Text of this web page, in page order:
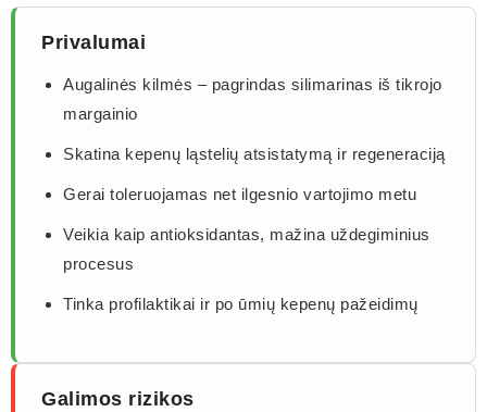
Privalumai
Augalinės kilmės – pagrindas silimarinas iš tikrojo
margainio
Skatina kepenų ląstelių atsistatymą ir regeneraciją
Gerai toleruojamas net ilgesnio vartojimo metu
Veikia kaip antioksidantas, mažina uždegiminius
procesus
Tinka profilaktikai ir po ūmių kepenų pažeidimų
Galimos rizikos